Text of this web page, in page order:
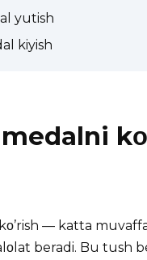
yutish
kiyish
— katta
beradi. Bu tush